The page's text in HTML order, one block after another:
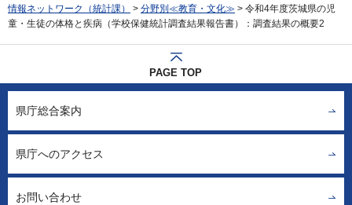
情報ネットワーク（統計課）
> 分野別≪教育・文化≫ > 令和4年度茨城県の児
童・生徒の体格と疾病（学校保健統計調査結果報告書）：調査結果の概要2
PAGE TOP
県庁総合案内
県庁へのアクセス
お問い合わせ